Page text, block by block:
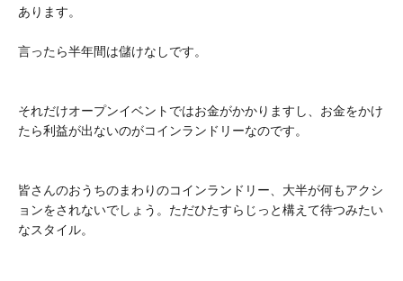
あります。
言ったら半年間は儲けなしです。
それだけオープンイベントではお金がかかりますし、お金をかけ
たら利益が出ないのがコインランドリーなのです。
皆さんのおうちのまわりのコインランドリー、大半が何もアクシ
ョンをされないでしょう。ただひたすらじっと構えて待つみたい
なスタイル。